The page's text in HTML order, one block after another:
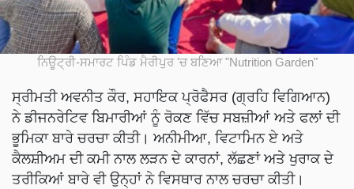
ਨਿਊਟ੍ਰੀ-ਸਮਾਰਟ ਪਿੰਡ ਮੈਰੀਪੁਰ 'ਚ ਬਣਿਆ "Nutrition Garden"
ਸ੍ਰੀਮਤੀ ਅਵਨੀਤ ਕੌਰ, ਸਹਾਇਕ ਪ੍ਰੋਫੈਸਰ (ਗ੍ਰਹਿ ਵਿਗਿਆਨ)
ਨੇ ਡੀਜਨਰੇਟਿਵ ਬਿਮਾਰੀਆਂ ਨੂੰ ਰੋਕਣ ਵਿੱਚ ਸਬਜ਼ੀਆਂ ਅਤੇ ਫਲਾਂ ਦੀ
ਭੂਮਿਕਾ ਬਾਰੇ ਚਰਚਾ ਕੀਤੀ। ਅਨੀਮੀਆ, ਵਿਟਾਮਿਨ ਏ ਅਤੇ
ਕੈਲਸ਼ੀਅਮ ਦੀ ਕਮੀ ਨਾਲ ਲੜਨ ਦੇ ਕਾਰਨਾਂ, ਲੱਛਣਾਂ ਅਤੇ ਖੁਰਾਕ ਦੇ
ਤਰੀਕਿਆਂ ਬਾਰੇ ਵੀ ਉਨ੍ਹਾਂ ਨੇ ਵਿਸਥਾਰ ਨਾਲ ਚਰਚਾ ਕੀਤੀ।